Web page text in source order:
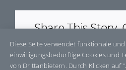
Share This Story,
Platform!
Facebook Bluesky
Diese Seite verwendet funktionale und
einwilligungsbedürftige Cookies und
von Drittanbietern. Durch Klicken auf